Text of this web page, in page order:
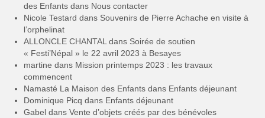
des Enfants dans Nous contacter
Nicole Testard dans Souvenirs de Pierre Achache en visite à
l’orphelinat
ALLONCLE CHANTAL dans Soirée de soutien
« Festi’Népal » le 22 avril 2023 à Besayes
martine dans Mission printemps 2023 : les travaux
commencent
Namasté La Maison des Enfants dans Enfants déjeunant
Dominique Picq dans Enfants déjeunant
Gabel dans Vente d’objets créés par des bénévoles